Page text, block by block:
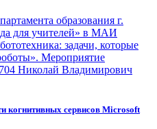
образования г.
для учителей» в МАИ
задачи, которые
Мероприятие
Николай Владимирович
когнитивных сервисов Microsoft